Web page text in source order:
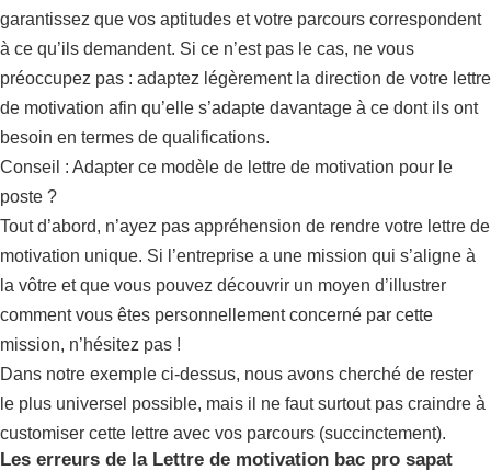
garantissez que vos aptitudes et votre parcours correspondent
à ce qu’ils demandent. Si ce n’est pas le cas, ne vous
préoccupez pas : adaptez légèrement la direction de votre lettre
de motivation afin qu’elle s’adapte davantage à ce dont ils ont
besoin en termes de qualifications.
Conseil : Adapter ce modèle de lettre de motivation pour le
poste ?
Tout d’abord, n’ayez pas appréhension de rendre votre lettre de
motivation unique. Si l’entreprise a une mission qui s’aligne à
la vôtre et que vous pouvez découvrir un moyen d’illustrer
comment vous êtes personnellement concerné par cette
mission, n’hésitez pas !
Dans notre exemple ci-dessus, nous avons cherché de rester
le plus universel possible, mais il ne faut surtout pas craindre à
customiser cette lettre avec vos parcours (succinctement).
Les erreurs de la Lettre de motivation bac pro sapat